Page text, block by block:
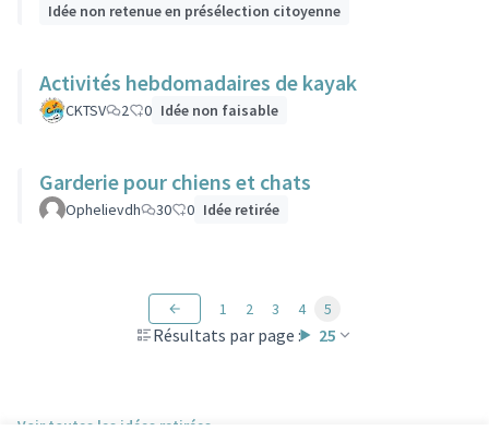
Idée non retenue en présélection citoyenne
Activités hebdomadaires de kayak
CKTSV 2 0 Idée non faisable
Garderie pour chiens et chats
Ophelievdh 30 0 Idée retirée
Résultats par page : 25
1 2 3 4 5
Voir toutes les idées retirées